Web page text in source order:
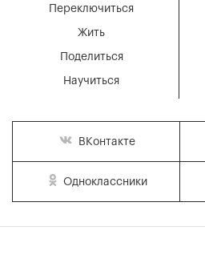
Переключиться
Жить
Поделиться
Научиться
ВКонтакте
Одноклассники